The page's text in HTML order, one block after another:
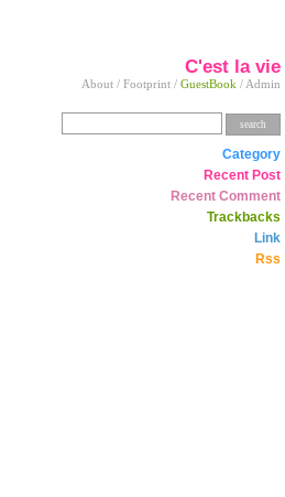
C'est la vie
About / Footprint / GuestBook / Admin
Category
Recent Post
Recent Comment
Trackbacks
Link
Rss